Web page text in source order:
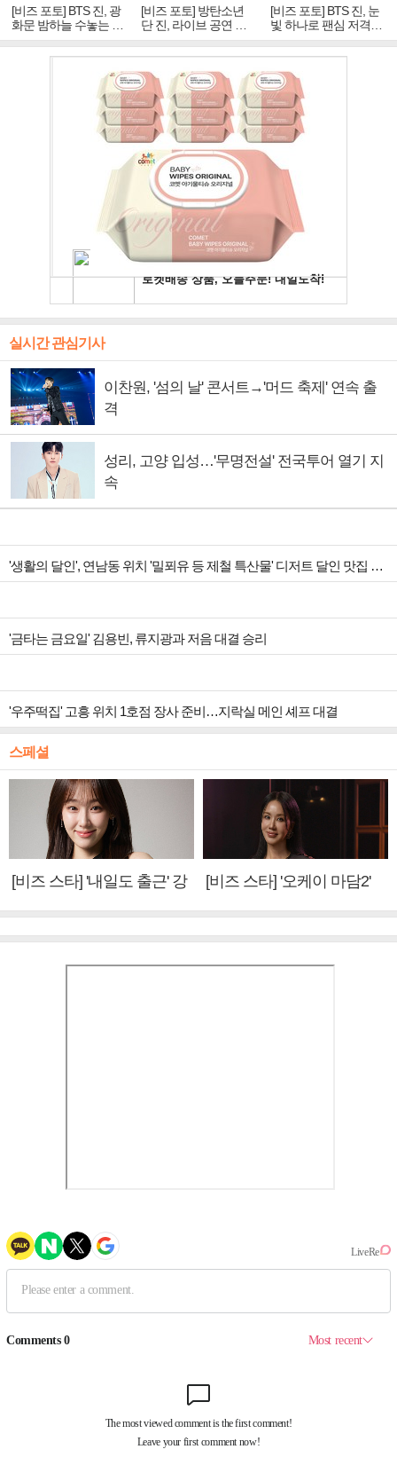
[비즈 포토] BTS 진, 광
화문 밤하늘 수놓는 '비
주얼 킹'의 열창
[비즈 포토] 방탄소년
단 진, 라이브 공연 중
빛나는 독보적 아우라
[비즈 포토] BTS 진, 눈
빛 하나로 팬심 저격…
독보적 카리스마
실시간 관심기사
이찬원, '섬의 날' 콘서트→'머드 축제' 연속 출
격
성리, 고양 입성…'무명전설' 전국투어 열기 지
속
'생활의 달인', 연남동 위치 '밀푀유 등 제철 특산물' 디저트 달인 맛집 조명
'금타는 금요일' 김용빈, 류지광과 저음 대결 승리
'우주떡집' 고흥 위치 1호점 장사 준비…지락실 메인 셰프 대결
스페셜
[비즈 스타] '내일도 출근' 강
[비즈 스타] '오케이 마담2'